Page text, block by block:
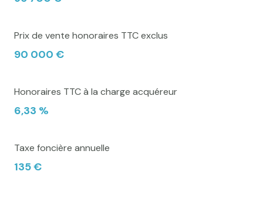
Prix de vente honoraires TTC exclus
90 000 €
Honoraires TTC à la charge acquéreur
6,33 %
Taxe foncière annuelle
135 €